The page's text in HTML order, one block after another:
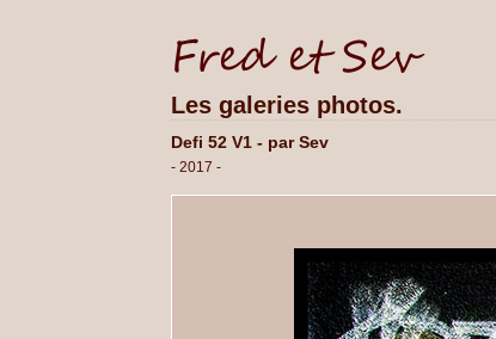
Les galeries photos.
Defi 52 V1 - par Sev
- 2017 -